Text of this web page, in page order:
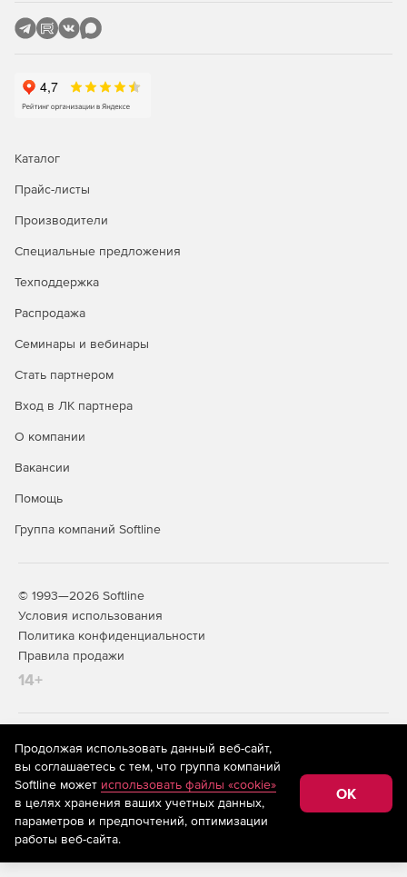
Каталог
Прайс-листы
Производители
Специальные предложения
Техподдержка
Распродажа
Семинары и вебинары
Стать партнером
Вход в ЛК партнера
О компании
Вакансии
Помощь
Группа компаний Softline
© 1993—2026 Softline
Условия использования
Политика конфиденциальности
Правила продажи
14+
На информационном ресурсе store.softline.ru применяются
рекомендательные технологии
(информационные технологии
предоставления информации на основе сбора,
систематизации и анализа сведений, относящихся к
предпочтениям пользователей сети «Интернет»,
находящихся на территории Российской Федерации)
Продолжая использовать данный веб-сайт,
вы соглашаетесь с тем, что группа компаний
Softline может использовать файлы «cookie»
в целях хранения ваших учетных данных,
параметров и предпочтений, оптимизации
работы веб-сайта.
OK